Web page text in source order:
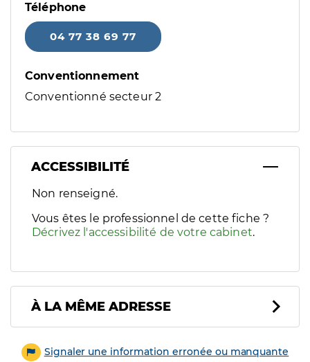
Téléphone
04 77 38 69 77
Conventionnement
Conventionné secteur 2
ACCESSIBILITÉ
Filtres
Sélectionnez un ou plusieurs handicaps/besoins
Non renseigné.
Vous êtes le professionnel de cette fiche ?
Décrivez l'accessibilité de votre cabinet.
À LA MÊME ADRESSE
Signaler une information erronée ou manquante